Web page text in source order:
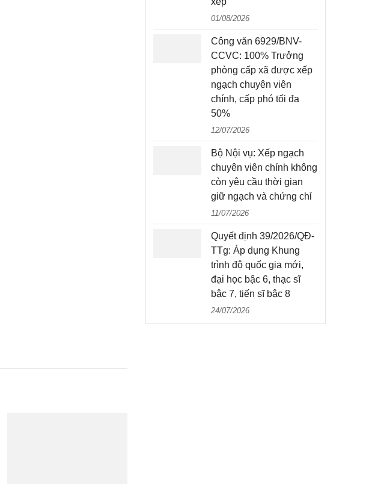
01/08/2026
Công văn 6929/BNV-
CCVC: 100% Trưởng
phòng cấp xã được xếp
ngạch chuyên viên
chính, cấp phó tối đa
50%
12/07/2026
Bộ Nội vụ: Xếp ngạch
chuyên viên chính không
còn yêu cầu thời gian
giữ ngạch và chứng chỉ
11/07/2026
Quyết định 39/2026/QĐ-
TTg: Áp dụng Khung
trình độ quốc gia mới,
đại học bậc 6, thạc sĩ
bậc 7, tiến sĩ bậc 8
24/07/2026